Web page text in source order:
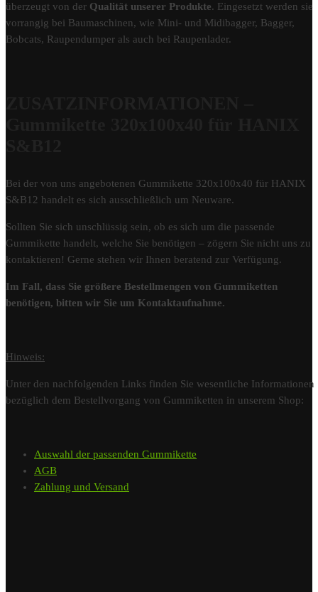
überzeugt von der Qualität unserer Produkte. Eingesetzt werden sie
vorrangig bei Baumaschinen, wie Mini- und Midibagger, Bagger,
Bobcats, Raupendumper als auch bei Raupenlader.
Bei der von uns angebotenen Gummikette 320x100x40 für HANIX
S&B12 handelt es sich ausschließlich um Neuware.
Sollten Sie sich unschlüssig sein, ob es sich um die passende
Gummikette handelt, welche Sie benötigen – zögern Sie nicht uns zu
kontaktieren! Gerne stehen wir Ihnen beratend zur Verfügung.
Im Fall, dass Sie größere Bestellmengen von Gummiketten
benötigen, bitten wir Sie um Kontaktaufnahme.
Hinweis:
Unter den nachfolgenden Links finden Sie wesentliche Informationen
bezüglich dem Bestellvorgang von Gummiketten in unserem Shop:
Auswahl der passenden Gummikette
AGB
Zahlung und Versand